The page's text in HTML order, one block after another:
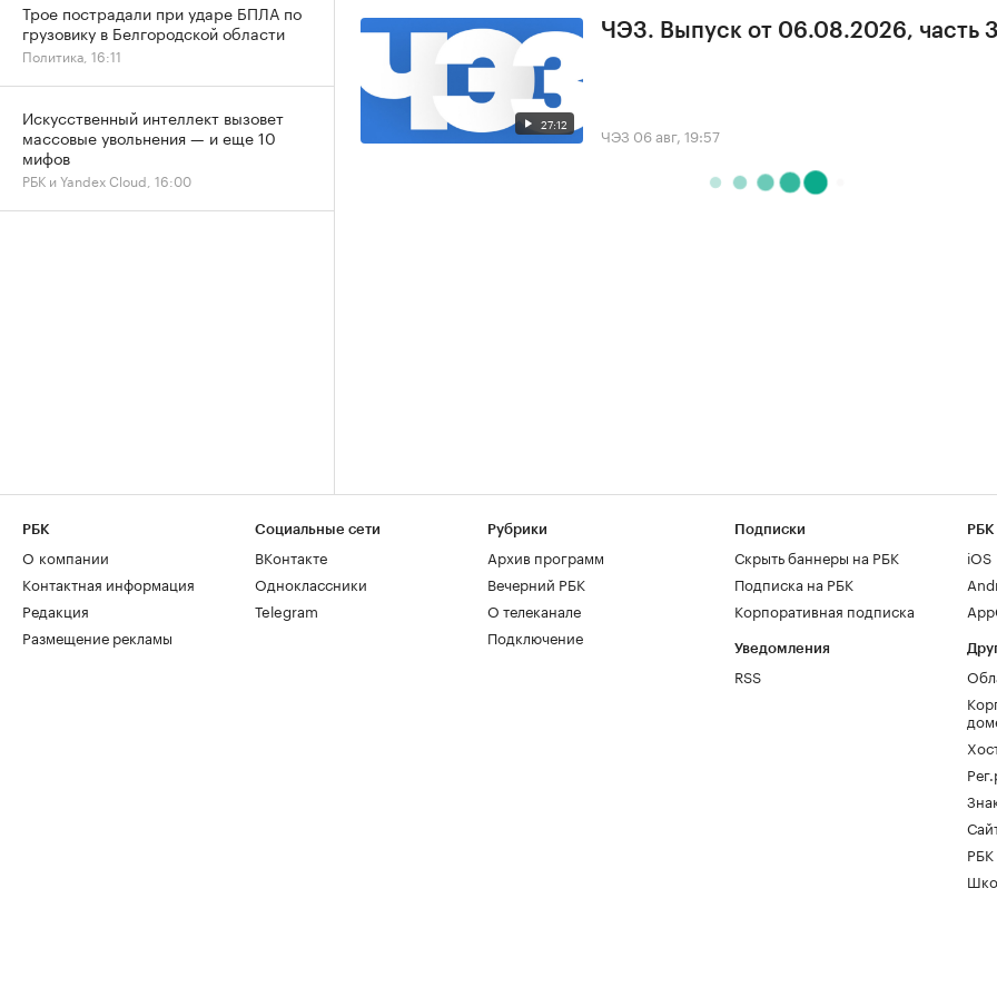
27:12
ЧЭЗ. Выпуск от 06.08.2026, часть
ЧЭЗ 06 авг, 19:57
Трое пострадали при ударе БПЛА по
грузовику в Белгородской области
Политика, 16:11
Искусственный интеллект вызовет
массовые увольнения — и еще 10
мифов
РБК и Yandex Cloud, 16:00
РБК
О компании
Контактная информация
Редакция
Размещение рекламы
Социальные сети
ВКонтакте
Одноклассники
Telegram
Рубрики
Архив программ
Вечерний РБК
О телеканале
Подключение
Подписки
Скрыть баннеры на РБК
Подписка на РБК
Корпоративная подписка
Уведомления
RSS
РБК
iOS